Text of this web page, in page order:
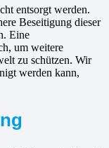
entsorgt werden.
Beseitigung dieser
Eine
um weitere
zu schützen. Wir
werden kann,